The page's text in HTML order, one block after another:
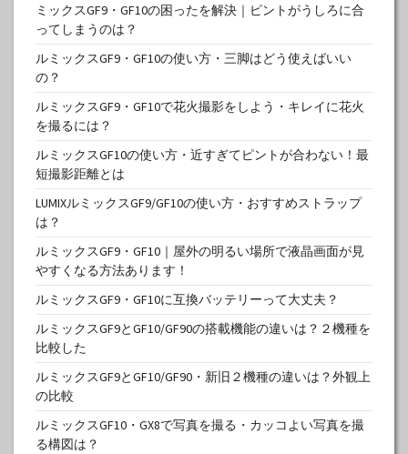
ミックスGF9・GF10の困ったを解決｜ピントがうしろに合
ってしまうのは？
ルミックスGF9・GF10の使い方・三脚はどう使えばいい
の？
ルミックスGF9・GF10で花火撮影をしよう・キレイに花火
を撮るには？
ルミックスGF10の使い方・近すぎてピントが合わない！最
短撮影距離とは
LUMIXルミックスGF9/GF10の使い方・おすすめストラップ
は？
ルミックスGF9・GF10｜屋外の明るい場所で液晶画面が見
やすくなる方法あります！
ルミックスGF9・GF10に互換バッテリーって大丈夫？
ルミックスGF9とGF10/GF90の搭載機能の違いは？２機種を
比較した
ルミックスGF9とGF10/GF90・新旧２機種の違いは？外観上
の比較
ルミックスGF10・GX8で写真を撮る・カッコよい写真を撮
る構図は？